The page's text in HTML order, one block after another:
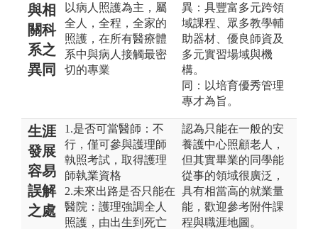
與相
關科
系之
異同
以病人照護為主，屬
全人，全程，全家的
照護，在所有醫療體
系中與病人接觸最密
切的專業
異：具豐富多元跨領
域課程、眾多教學輔
助器材、優良師資及
多元實習場域與機
構。
同：以培育優秀管理
專才為旨。
生涯
發展
容易
誤解
之處
1.是否可當醫師：不
行，僅可參與護理師
執照考試，取得護理
師執業資格
2.未來出路是否只能在
醫院：護理強調全人
照護，由出生到死亡
認為只能在一般的安
養護中心照顧老人，
但其實畢業的同學能
從事的領域很廣泛，
具有相當高的就業量
能，歡迎參考附件課
程與職涯地圖。